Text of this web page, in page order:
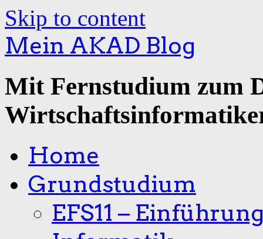
Skip to content
Mein AKAD Blog
Mit Fernstudium zum
Home
Grundstudium
EFS11 –